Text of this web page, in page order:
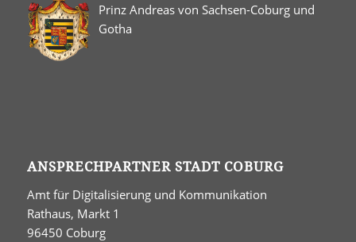
Prinz Andreas von Sachsen-Coburg und
Gotha
ANSPRECHPARTNER STADT COBURG
Amt für Digitalisierung und Kommunikation
Rathaus, Markt 1
96450 Coburg